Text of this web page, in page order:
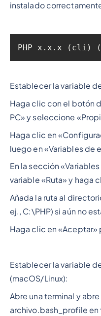
instalado
PHP x.x.x (cli)
Establecer la variable
Haga clic con el botón
PC» y seleccione
Haga clic en
luego en «Variables de
En la sección
variable «Ruta» y haga
Añada la ruta al
ej., C:\PHP) si aún no
Haga clic en «Aceptar»
Establecer la variable
(macOS/Linux):
Abre una terminal y
archivo.bash_profile